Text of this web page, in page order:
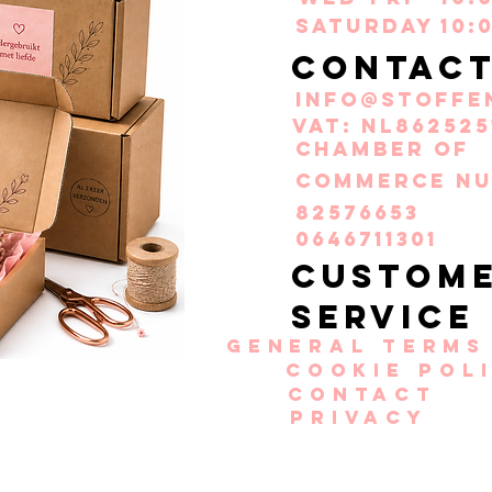
Saturday
VAT:
Chamber of
Commerce
82576653
0646711301
service
General
Cookie
Privacy
Contact